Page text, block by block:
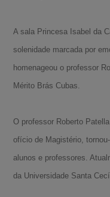
A sala Princesa Isabel da
solenidade marcada por
homenageou o professor
Mérito Brás Cubas.
O professor Roberto
ofício de Magistério,
alunos e professores.
da Universidade Santa